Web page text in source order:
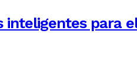
inteligentes para